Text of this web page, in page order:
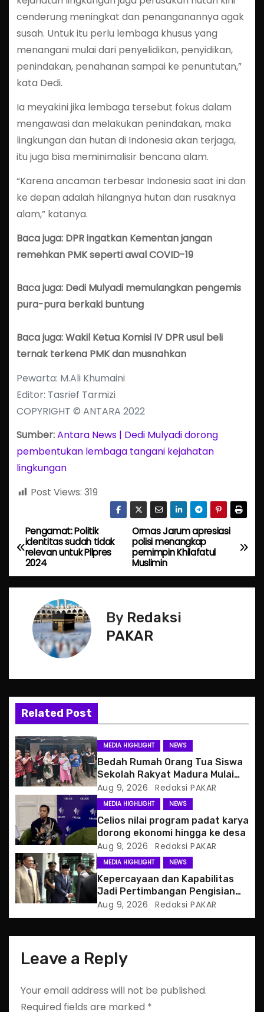
cenderung meningkat dan penanganannya agak
susah. Untuk itu perlu lembaga khusus yang
menangani mulai dari penyelidikan, penyidikan,
penindakan, penahanan sampai ke penuntutan,”
kata Dedi.
Ia meyakini jika lembaga tersebut fokus dalam
mengawasi dan melakukan penindakan, maka
lingkungan dan hutan di Indonesia akan terjaga,
itu juga bisa meminimalisir bencana alam.
“Karena ancaman terbesar Indonesia saat ini dan
ke depan adalah hilangnya hutan dan rusaknya
alam,” katanya.
Baca juga: DPR ingatkan Kementan jangan
remehkan PMK seperti awal COVID-19
Baca juga: Dedi Mulyadi memulangkan pengemis
pura-pura berkaki buntung
Baca juga: Wakil Ketua Komisi IV DPR usul beli
ternak terkena PMK dan musnahkan
Pewarta: M.Ali Khumaini
Editor: Tasrief Tarmizi
COPYRIGHT © ANTARA 2022
Sumber:Antara News | Dedi Mulyadi dorong
pembentukan lembaga tangani kejahatan
lingkungan
Post Views: 319
P
o
s
v
g
a
t
i
o
n
Ormas Jarum apresiasi
polisi menangkap
pemimpin Khilafatul
Muslimin
Pengamat: Politik
identitas sudah tidak
relevan untuk Pilpres
2024
By Redaksi
PAKAR
Related Post
MEDIA HIGHLIGHT NEWS
Bedah Rumah Orang Tua Siswa
Sekolah Rakyat Madura Mulai
Berjalan
Aug 9, 2026 Redaksi PAKAR
MEDIA HIGHLIGHT NEWS
Celios nilai program padat karya
dorong ekonomi hingga ke desa
Aug 9, 2026 Redaksi PAKAR
MEDIA HIGHLIGHT NEWS
Kepercayaan dan Kapabilitas
Jadi Pertimbangan Pengisian
Posisi Wamenhan
Aug 9, 2026 Redaksi PAKAR
Leave a Reply
Your email address will not be published.
Required fields are marked *